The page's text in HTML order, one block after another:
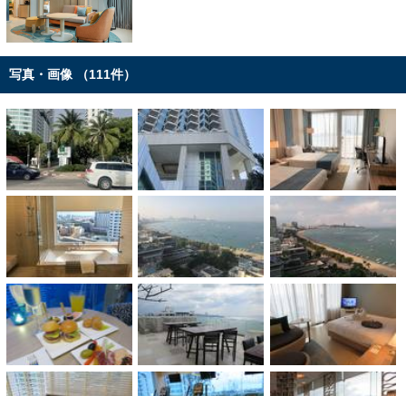
写真・画像 （111件）